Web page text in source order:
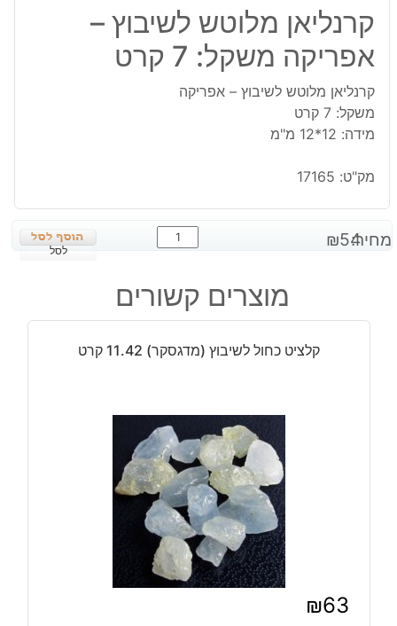
קרנליאן מלוטש לשיבוץ –
אפריקה משקל: 7 קרט
קרנליאן מלוטש לשיבוץ – אפריקה
משקל: 7 קרט
מידה: 12*12 מ"מ
מק"ט: 17165
מחיר: ₪54
כמות
של
מלוטש
לשיבוץ
אפריקה
לסל
מוצרים קשורים
קלציט כחול לשיבוץ (מדגסקר) 11.42 קרט
₪63